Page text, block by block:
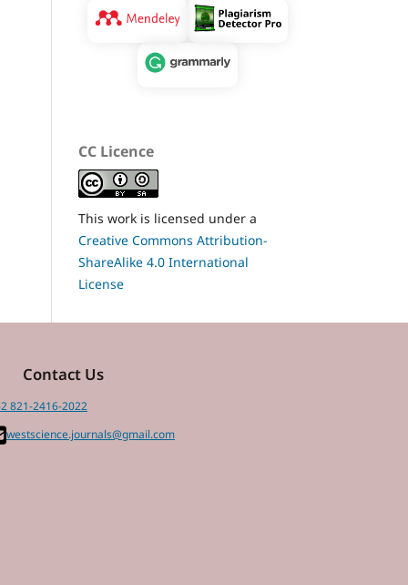
CC Licence
This work is licensed under a
Creative Commons Attribution-
ShareAlike 4.0 International
License
Contact Us
821-2416-2022
westscience.journals@gmail.com